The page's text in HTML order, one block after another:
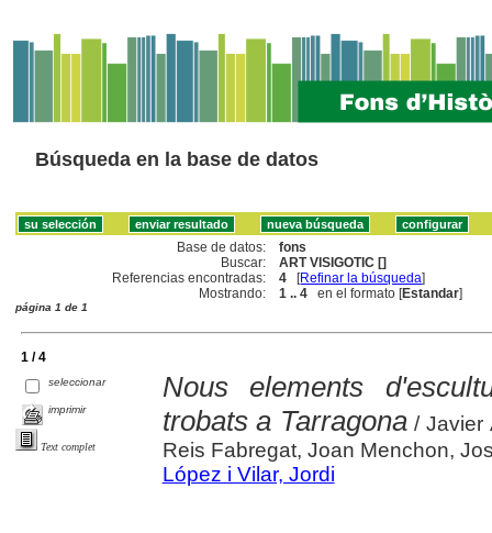
Búsqueda en la base de datos
Base de datos:
fons
Buscar:
ART VISIGOTIC []
Referencias encontradas:
4 [Refinar la búsqueda]
Mostrando:
1 .. 4 en el formato [Estandar]
página 1 de 1
1 / 4
seleccionar
imprimir
Text complet
Nous elements
trobats a Tarragona / Javier
Reis Fabregat, Joan Menchon,
López i Vilar, Jordi